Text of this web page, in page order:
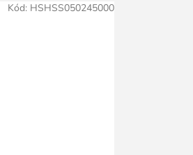
Kód: HSHSS050245000